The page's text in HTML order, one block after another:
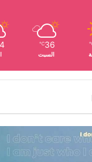
36
℃
السبت